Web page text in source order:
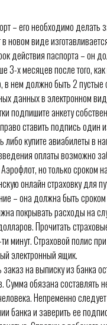
– его необходимо делать
новом виде
действия паспорта – он
3-х месяцев после того,
в нем должно быть 2 пустые
данных в электронном
подпишите анкету
ставить подпись один
либо купите авиабилеты в
оплаты возможно
но только сроком
онлайн страховку для
– она должна быть
покрывать расходы на
Прочитать
минут. Страховой полис
электронный ящик.
на выписку из банка
обязана составлять
Непременно
банка и заверить ее